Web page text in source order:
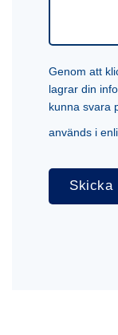
Genom att
lagrar din
kunna svara
används i